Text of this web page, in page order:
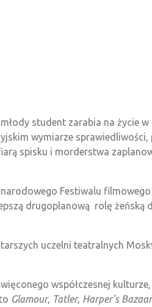
student zarabia na życie
wymiarze sprawiedliwości,
spisku i morderstwa
Festiwalu filmowego
drugoplanową rolę żeńską
uczelni teatralnych
współczesnej kulturze,
Glamour, Tatler, Harper’s Bazaar